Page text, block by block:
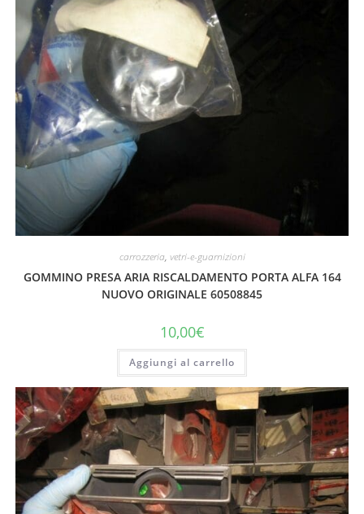
carrozzeria, vetri-e-guarnizioni
GOMMINO PRESA ARIA RISCALDAMENTO PORTA ALFA 164
NUOVO ORIGINALE 60508845
10,00€
Aggiungi al carrello